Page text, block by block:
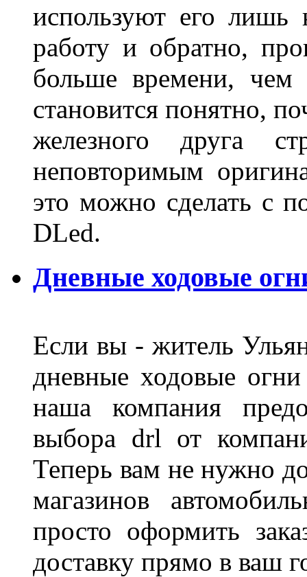
используют его лишь
работу и обратно,
больше времени, чем
становится понятно,
железного друга
неповторимым
это можно сделать с
DLed.
Дневные ходовые
Если вы - житель
дневные ходовые
наша компания
выбора drl от
Теперь вам не нужно
магазинов
просто оформить
доставку прямо в ваш